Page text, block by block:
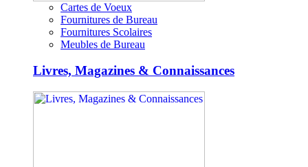
Cartes de Voeux
Fournitures de Bureau
Fournitures Scolaires
Meubles de Bureau
Livres, Magazines & Connaissances